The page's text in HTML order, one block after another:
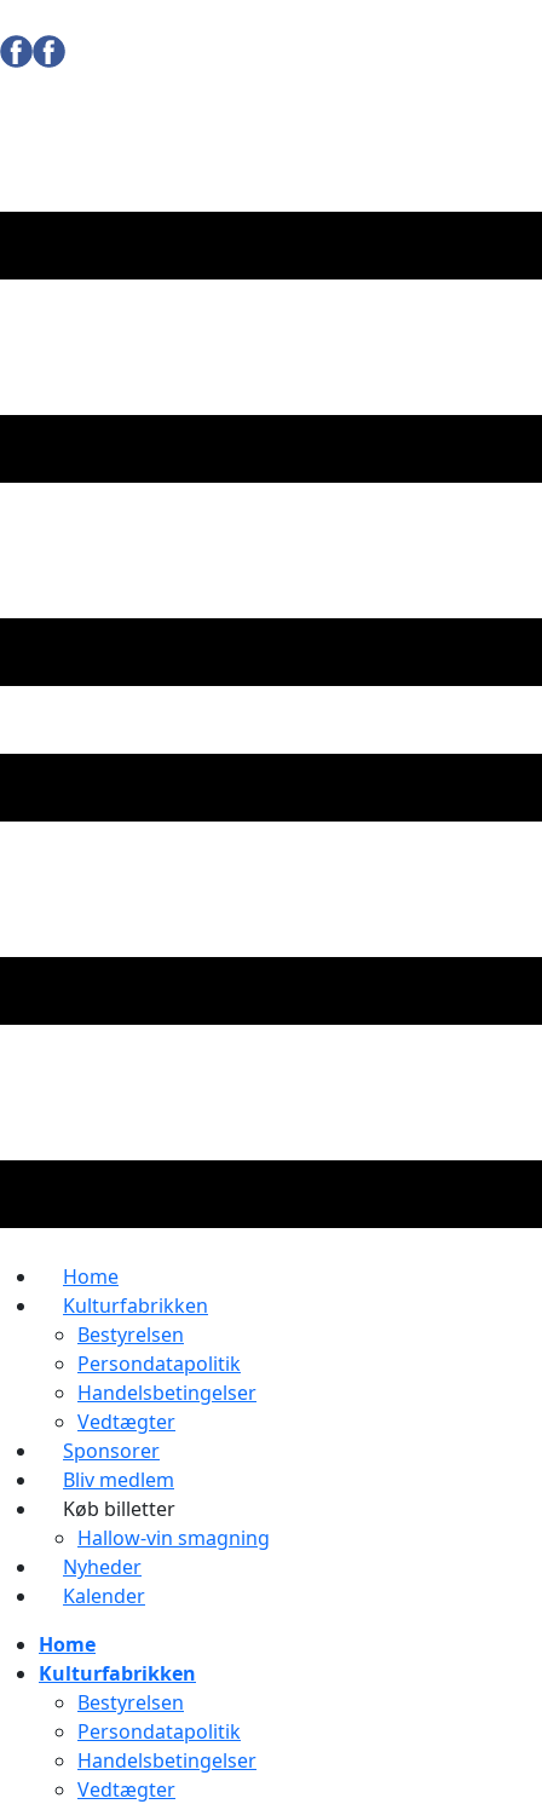
Home
Kulturfabrikken
Bestyrelsen
Persondatapolitik
Handelsbetingelser
Vedtægter
Sponsorer
Bliv medlem
Køb billetter
Hallow-vin smagning
Nyheder
Kalender
Home
Kulturfabrikken
Bestyrelsen
Persondatapolitik
Handelsbetingelser
Vedtægter